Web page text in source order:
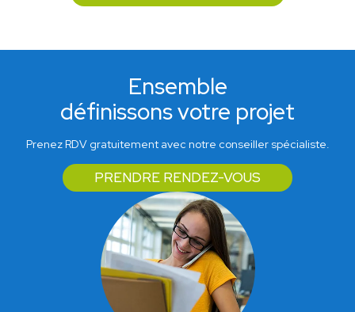
Ensemble
définissons votre projet
Prenez RDV gratuitement avec notre conseiller spécialiste.
PRENDRE RENDEZ-VOUS